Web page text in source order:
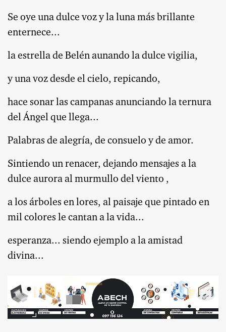
Se oye una dulce voz y la luna más brillante
enternece...
la estrella de Belén aunando la dulce vigilia,
y una voz desde el cielo, repicando,
hace sonar las campanas anunciando la ternura
del Ángel que llega...
Palabras de alegría, de consuelo y de amor.
Sintiendo un renacer, dejando mensajes a la
dulce aurora al murmullo del viento ,
a los árboles en lores, al paisaje que pintado en
mil colores le cantan a la vida...
esperanza... siendo ejemplo a la amistad
divina...